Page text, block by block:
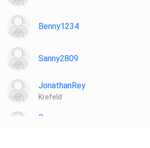
Benny1234
Sanny2809
JonathanRey
Krefeld
Sameur